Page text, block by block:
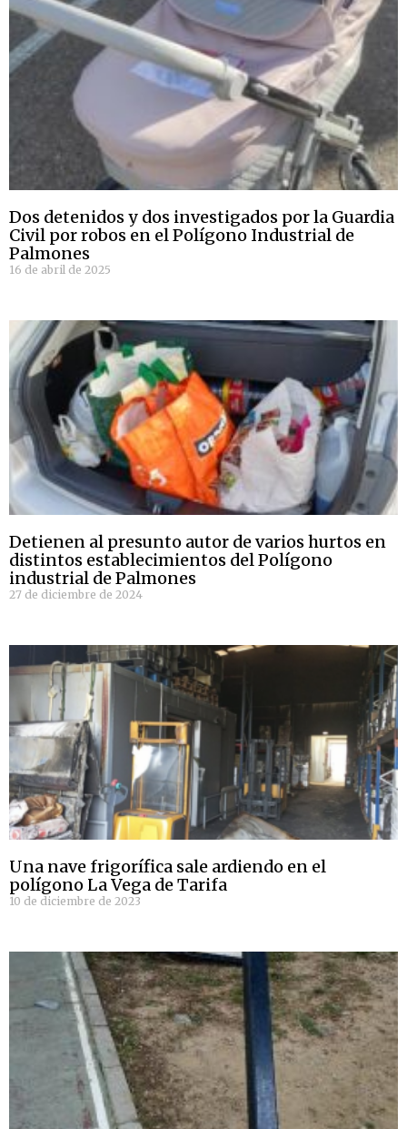
Dos detenidos y dos investigados por la Guardia
Civil por robos en el Polígono Industrial de
Palmones
16 de abril de 2025
Detienen al presunto autor de varios hurtos en
distintos establecimientos del Polígono
industrial de Palmones
27 de diciembre de 2024
Una nave frigorífica sale ardiendo en el
polígono La Vega de Tarifa
10 de diciembre de 2023